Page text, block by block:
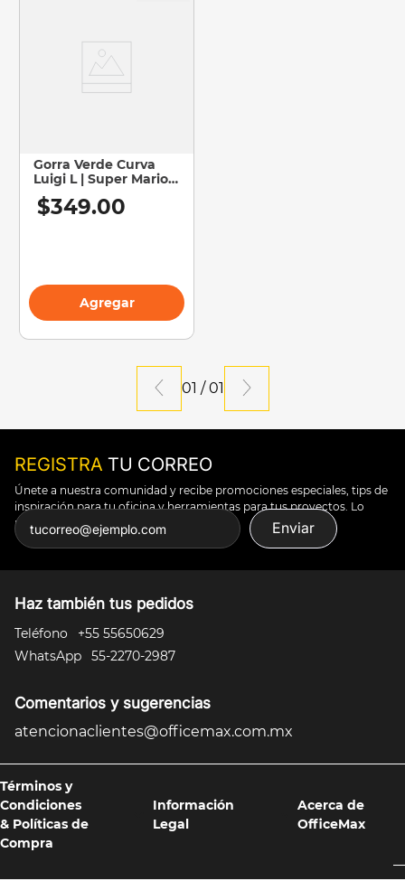
Gorra Verde Curva
Luigi L | Super Mario
Bros
$349.00
Agregar
01 /01
REGISTRA TU CORREO
Únete a nuestra comunidad y recibe promociones especiales, tips de
inspiración para tu oficina y herramientas para tus proyectos. Lo
puedes todo.
Enviar
Haz también tus pedidos
Teléfono
+55 55650629
WhatsApp
55-2270-2987
Comentarios y sugerencias
atencionaclientes@officemax.com.mx
Términos y
Condiciones
& Políticas de
Compra
Información
Legal
Acerca de
OfficeMax